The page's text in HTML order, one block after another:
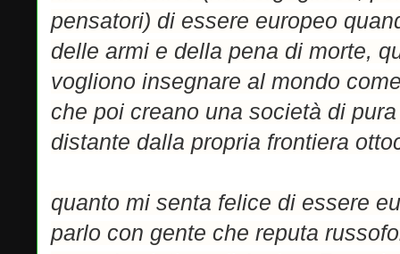
pensatori) di essere europeo
delle armi e della pena di morte,
vogliono insegnare al mondo
che poi creano una società di
distante dalla propria frontiera
quanto mi senta felice di essere
parlo con gente che reputa